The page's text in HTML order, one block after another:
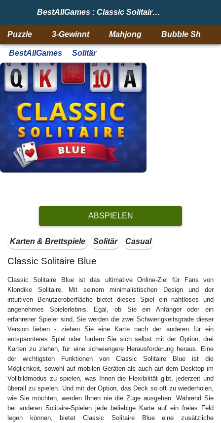
BestAllGames : Classic Solitaire Blue
Puzzle 3-Gewinnt Mahjong Bubble Shooter
BestAllGames Solitär
ABSPIELEN
Karten & Brettspiele Solitär Casual
Classic Solitaire Blue
Classic Solitaire Blue ist das ultimative Online-Ziel für Fans von
Klondike Solitaire. Mit seinem minimalistischen Design und der
intuitiven Benutzeroberfläche bietet dieses Spiel ein nahtloses und
angenehmes Spielerlebnis. Egal, ob Sie ein Anfänger oder ein
erfahrener Spieler sind, Sie werden die zwei Schwierigkeitsgrade dieser
Version lieben - ziehen Sie eine Karte nach der anderen für ein
entspannteres Spiel oder fordern Sie sich selbst mit der Option, drei
Karten zu ziehen, für eine schwierigere Herausforderung heraus. Eine
der wichtigsten Funktionen von Classic Solitaire Blue ist die
Möglichkeit, sowohl auf mobilen Geräten als auch auf dem Desktop im
Vollbildmodus zu spielen, was Ihnen die Flexibilität gibt, jederzeit und
überall zu spielen. Und mit der Option, das Deck so oft zu wiederholen,
wie Sie möchten, werden Ihnen nie die Züge ausgehen. Während Sie
bei anderen Solitaire-Spielen jede beliebige Karte auf ein freies Feld
legen können, bietet Classic Solitaire Blue eine zusätzliche